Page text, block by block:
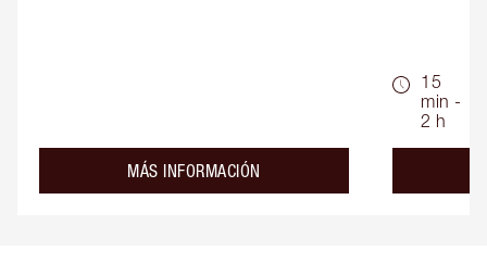
MÁS INFORMACIÓN
15
min -
2 h